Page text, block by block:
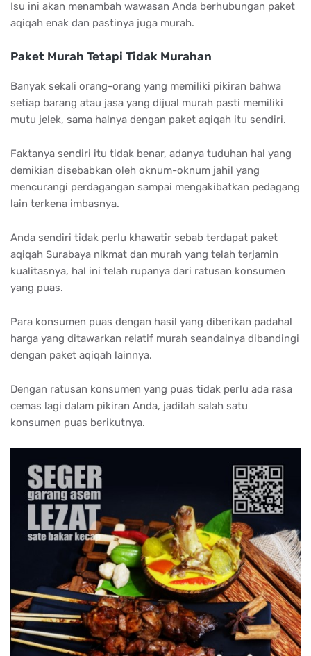
Isu ini akan menambah wawasan Anda berhubungan paket
aqiqah enak dan pastinya juga murah.
Paket Murah Tetapi Tidak Murahan
Banyak sekali orang-orang yang memiliki pikiran bahwa
setiap barang atau jasa yang dijual murah pasti memiliki
mutu jelek, sama halnya dengan paket aqiqah itu sendiri.
Faktanya sendiri itu tidak benar, adanya tuduhan hal yang
demikian disebabkan oleh oknum-oknum jahil yang
mencurangi perdagangan sampai mengakibatkan pedagang
lain terkena imbasnya.
Anda sendiri tidak perlu khawatir sebab terdapat paket
aqiqah Surabaya nikmat dan murah yang telah terjamin
kualitasnya, hal ini telah rupanya dari ratusan konsumen
yang puas.
Para konsumen puas dengan hasil yang diberikan padahal
harga yang ditawarkan relatif murah seandainya dibandingi
dengan paket aqiqah lainnya.
Dengan ratusan konsumen yang puas tidak perlu ada rasa
cemas lagi dalam pikiran Anda, jadilah salah satu
konsumen puas berikutnya.